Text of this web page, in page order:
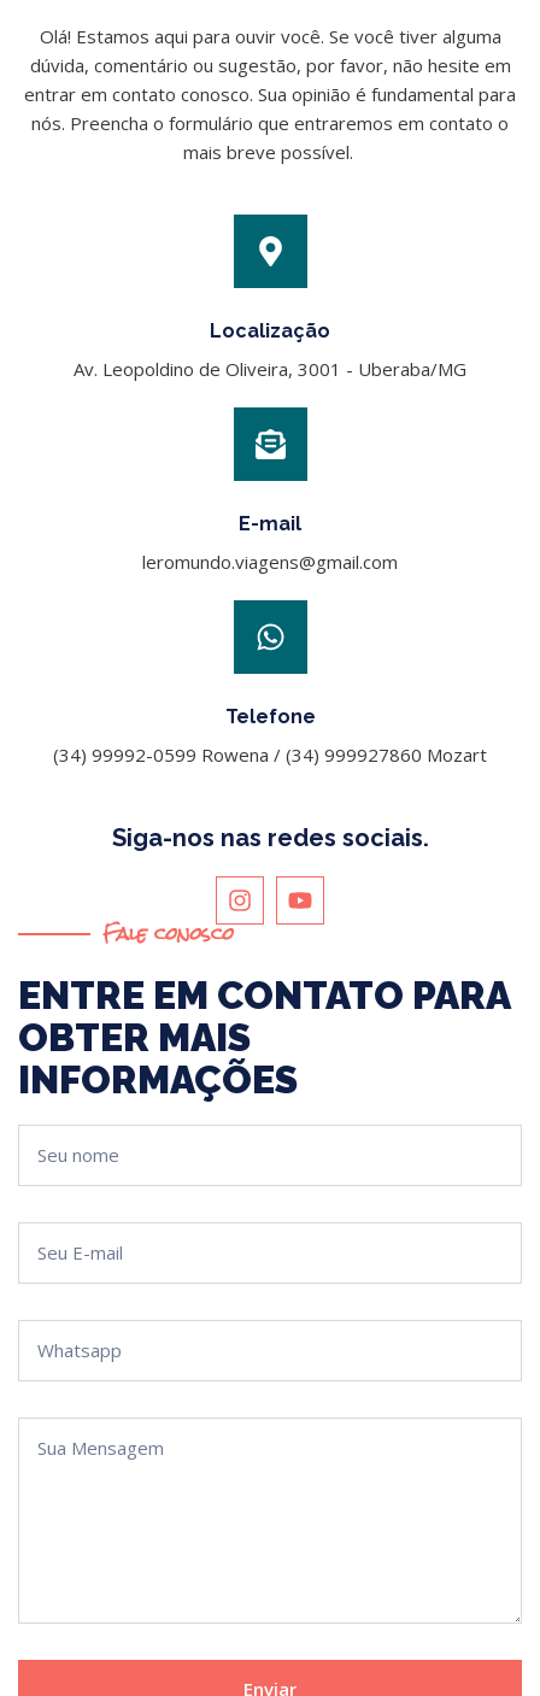
Olá! Estamos aqui para ouvir você. Se você tiver alguma
dúvida, comentário ou sugestão, por favor, não hesite em
entrar em contato conosco. Sua opinião é fundamental para
nós. Preencha o formulário que entraremos em contato o
mais breve possível.
Localização
Av. Leopoldino de Oliveira, 3001 - Uberaba/MG
E-mail
leromundo.viagens@gmail.com
Telefone
(34) 99992-0599 Rowena / (34) 999927860 Mozart
Siga-nos nas redes sociais.
Fale conosco
ENTRE EM CONTATO PARA
OBTER MAIS
INFORMAÇÕES
Enviar